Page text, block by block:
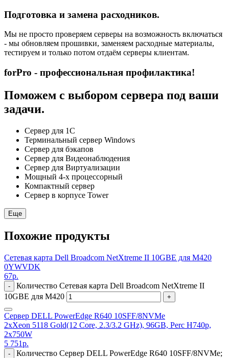
Подготовка и замена расходников.
Мы не просто проверяем серверы на возможность включаться
- мы обновляем прошивки, заменяем расходные материалы,
тестируем и только потом отдаём серверы клиентам.
forPro - профессиональная профилактика!
Поможем с выбором сервера под ваши
задачи.
Сервер для 1С
Терминальный сервер Windows
Сервер для бэкапов
Сервер для Видеонаблюдения
Сервер для Виртуализации
Мощный 4-х процессорный
Компактный сервер
Сервер в корпусе Tower
Еще
Похожие продукты
Сетевая карта Dell Broadcom NetXtreme II 10GBE для M420
0YWVDK
67р.
-
Количество Сетевая карта Dell Broadcom NetXtreme II
10GBE для M420
+
Сервер DELL PowerEdge R640 10SFF/8NVMe
2xXeon 5118 Gold(12 Core, 2.3/3.2 GHz), 96GB, Perc H740p,
2x750W
5 751р.
-
Количество Сервер DELL PowerEdge R640 10SFF/8NVMe;